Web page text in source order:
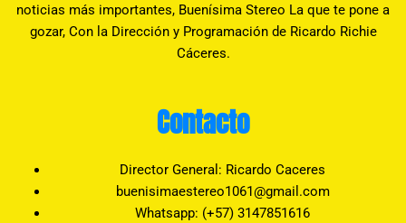
noticias más importantes, Buenísima Stereo La que te pone a
gozar, Con la Dirección y Programación de Ricardo Richie
Cáceres.
Contacto
Director General: Ricardo Caceres
buenisimaestereo1061@gmail.com
Whatsapp: (+57) 3147851616